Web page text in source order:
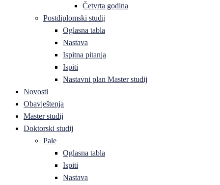
Četvrta godina
Postdiplomski studij
Oglasna tabla
Nastava
Ispitna pitanja
Ispiti
Nastavni plan Master studij
Novosti
Obavještenja
Master studij
Doktorski studij
Pale
Oglasna tabla
Ispiti
Nastava